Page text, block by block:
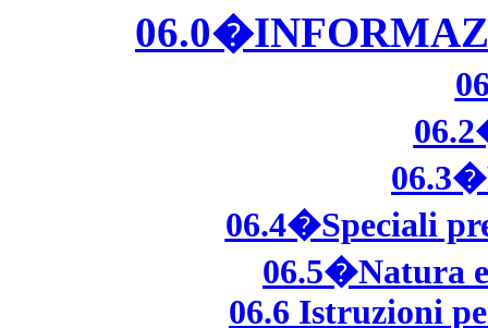
06.4�Speciali
06.5�Natura
06.6 Istruzioni